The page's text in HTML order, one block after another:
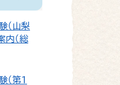
（山梨
内（総
第1